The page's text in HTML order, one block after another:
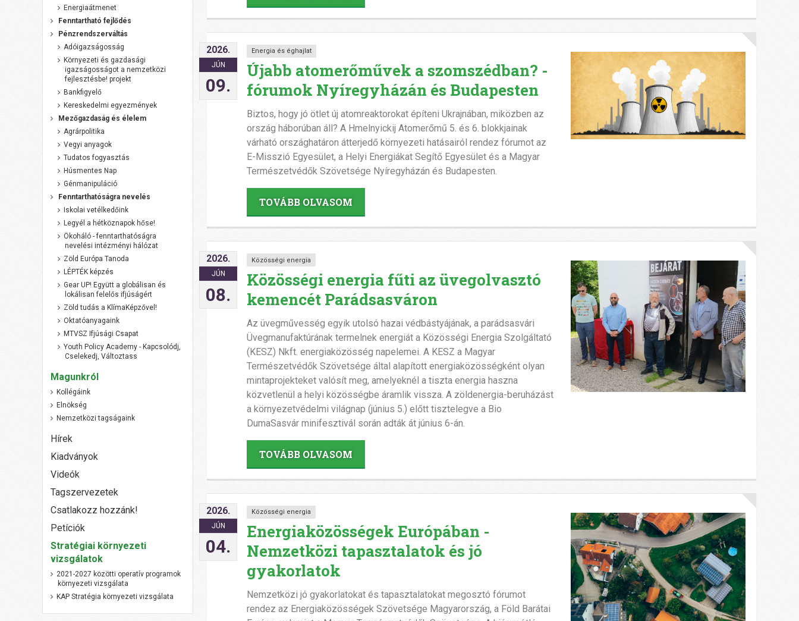
2026.
JÚN
09.
Energia és éghajlat
Újabb atomerőművek a szomszédban? -
fórumok Nyíregyházán és Budapesten
Biztos, hogy jó ötlet új atomreaktorokat építeni Ukrajnában, miközben az
ország háborúban áll? A Hmelnyickij Atomerőmű 5. és 6. blokkjainak
várható országhatáron átterjedő környezeti hatásairól rendez fórumot az
E-Misszió Egyesület, a Helyi Energiákat Segítő Egyesület és a Magyar
Természetvédők Szövetsége Nyíregyházán és Budapesten.
TOVÁBB OLVASOM
2026.
JÚN
08.
Közösségi energia
Közösségi energia fűti az üvegolvasztó
kemencét Parádsasváron
Az üvegművesség egyik utolsó hazai védbástyájának, a parádsasvári
Üvegmanufaktúrának termelnek energiát a Közösségi Energia Szolgáltató
(KESZ) Nkft. energiaközösség napelemei. A KESZ a Magyar
Természetvédők Szövetsége által alapított energiaközösségként olyan
mintaprojekteket valósít meg, amelyeknél a tiszta energia haszna
közvetlenül a helyi közösségbe áramlik vissza. A zöldenergia-beruházást
a környezetvédelmi világnap (június 5.) előtt tisztelegve a Bio
DumaSasvár minifesztivál során adták át június 6-án.
TOVÁBB OLVASOM
2026.
JÚN
04.
Közösségi energia
Energiaközösségek Európában -
Nemzetközi tapasztalatok és jó
gyakorlatok
Nemzetközi jó gyakorlatokat és tapasztalatokat megosztó fórumot
rendez az Energiaközösségek Szövetsége Magyarország, a Föld Barátai
Energiaátmenet
Fenntartható fejlődés
Pénzrendszerváltás
Adóigazságosság
Környezeti és gazdasági
igazságosságot a nemzetközi
fejlesztésbe! projekt
Bankfigyelő
Kereskedelmi egyezmények
Mezőgazdaság és élelem
Agrárpolitika
Vegyi anyagok
Tudatos fogyasztás
Húsmentes Nap
Génmanipuláció
Fenntarthatóságra nevelés
Iskolai vetélkedőink
Legyél a hétköznapok hőse!
Ökoháló - fenntarthatóságra
nevelési intézményi hálózat
Zöld Európa Tanoda
LÉPTÉK képzés
Gear UP! Együtt a globálisan és
lokálisan felelős ifjúságért
Zöld tudás a KlímaKépzővel!
Oktatóanyagaink
MTVSZ Ifjúsági Csapat
Youth Policy Academy - Kapcsolódj,
Cselekedj, Változtass
Magunkról
Kollégáink
Elnökség
Nemzetközi tagságaink
Hírek
Kiadványok
Videók
Tagszervezetek
Csatlakozz hozzánk!
Petíciók
Stratégiai környezeti
vizsgálatok
2021-2027 közötti operatív programok
környezeti vizsgálata
KAP Stratégia környezeti vizsgálata